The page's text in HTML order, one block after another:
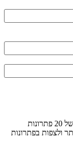
המנוי אינו מתחדש אוטומטית. ישנה הגבלת צפיה של 20 פתרונות
ולצפות בפתרונות